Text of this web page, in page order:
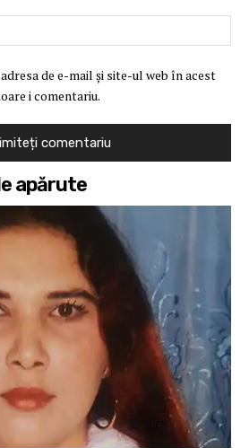
de e-mail și site-ul web în acest
i comentariu.
apărute